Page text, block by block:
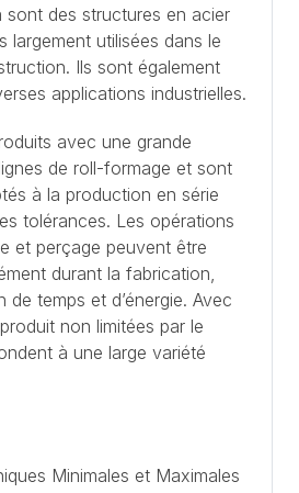
sont des structures en acier
largement utilisées dans le
Ils sont également
applications industrielles.
avec une grande
de roll-formage et sont
à la production en série
tolérances. Les opérations
et perçage peuvent être
durant la fabrication,
de temps et d’énergie. Avec
non limitées par le
à une large variété
Minimales et Maximales